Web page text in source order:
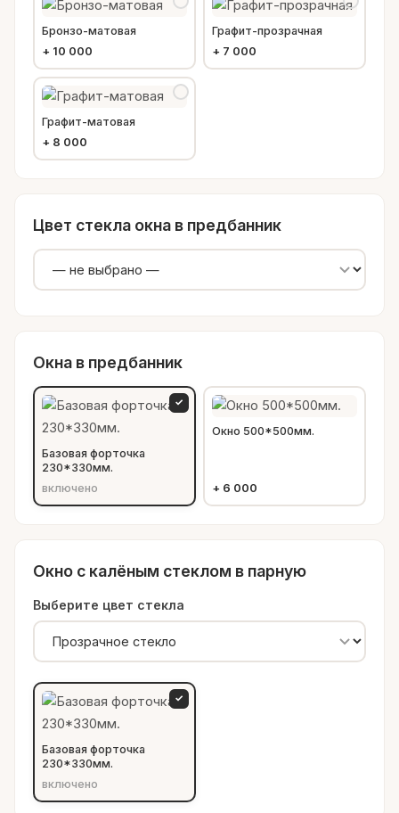
Бронзо-матовая
+ 10 000
Графит-прозрачная
+ 7 000
Графит-матовая
+ 8 000
Цвет стекла окна в предбанник
Окна в предбанник
Базовая форточка
230*330мм.
включено
✓
Окно 500*500мм.
+ 6 000
Окно с калёным стеклом в парную
Выберите цвет стекла
Базовая форточка
230*330мм.
включено
✓